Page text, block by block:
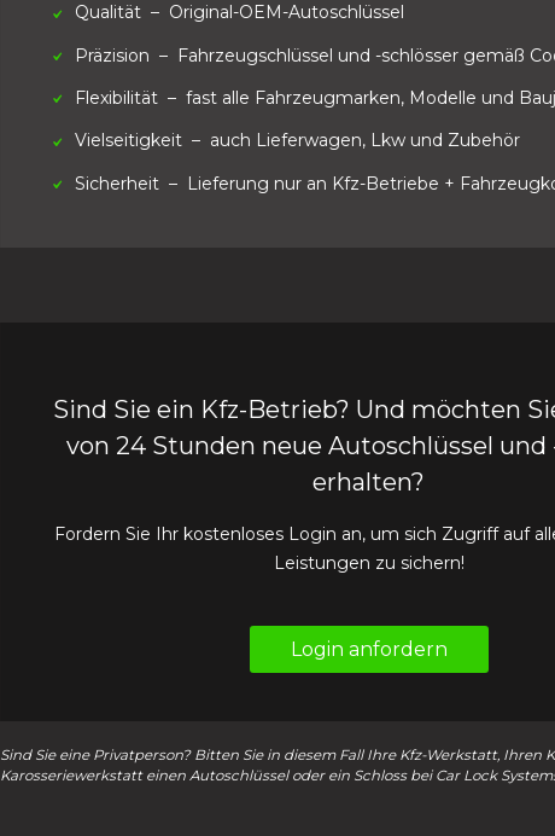
Qualität – Original-OEM-Autoschlüssel
Präzision – Fahrzeugschlüssel und -schlösser gemäß
Flexibilität – fast alle Fahrzeugmarken, Modelle und
Vielseitigkeit – auch Lieferwagen, Lkw und Zubehör
Sicherheit – Lieferung nur an Kfz-Betriebe +
Sind Sie ein Kfz-Betrieb? Und möchten
von 24 Stunden neue Autoschlüssel und
erhalten?
Fordern Sie Ihr kostenloses Login an, um sich Zugriff auf
Leistungen zu sichern!
Login anfordern
Sind Sie eine Privatperson? Bitten Sie in diesem Fall Ihre Kfz-Werkstatt, Ihren
Karosseriewerkstatt einen Autoschlüssel oder ein Schloss bei Car Lock